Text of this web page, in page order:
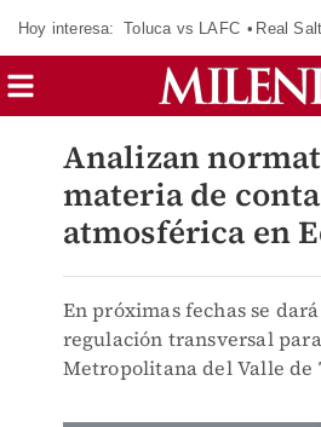
Hoy interesa: Toluca vs LAFC Real
Analizan
materia de
atmosférica en
En próximas fechas se
regulación transversal
Metropolitana del Valle de